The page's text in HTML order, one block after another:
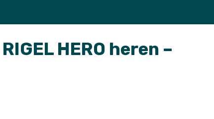
HERO heren –